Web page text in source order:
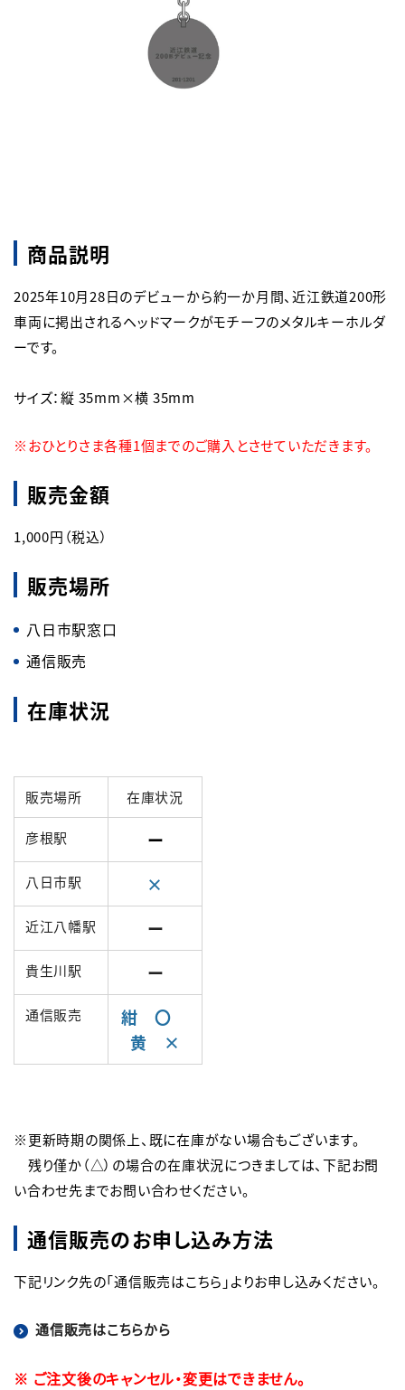
商品説明
2025年10月28日のデビューから約一か月間、近江鉄道200形
車両に掲出されるヘッドマークがモチーフのメタルキーホルダ
ーです。
サイズ：縦 35mm×横 35mm
※おひとりさま各種1個までのご購入とさせていただきます。
販売金額
1,000円（税込）
販売場所
八日市駅窓口
通信販売
在庫状況
販売場所 在庫状況
彦根駅 ー
八日市駅 ×
近江八幡駅 ー
貴生川駅 ー
通信販売
紺 〇
黄 ×
※更新時期の関係上、既に在庫がない場合もございます。
残り僅か（△）の場合の在庫状況につきましては、下記お問
い合わせ先までお問い合わせください。
通信販売のお申し込み方法
下記リンク先の「通信販売はこちら」よりお申し込みください。
通信販売はこちらから
※ ご注文後のキャンセル・変更はできません。